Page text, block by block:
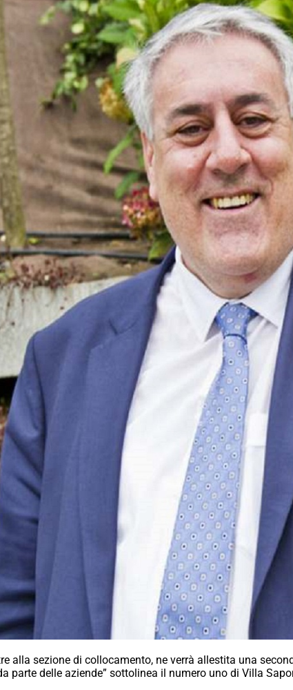
alla sezione di collocamento, ne verrà allestita una
parte delle aziende” sottolinea il numero uno di Villa